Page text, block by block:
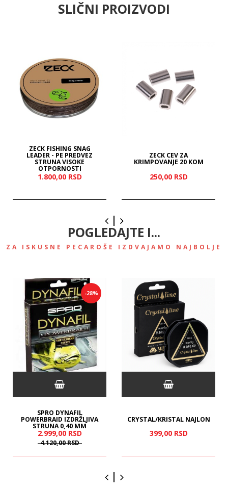
SLIČNI PROIZVODI
ZECK FISHING SNAG
LEADER - PE PREDVEZ
STRUNA VISOKE
OTPORNOSTI
1.800,00 RSD
ZECK CEV ZA
KRIMPOVANJE 20 KOM
250,00 RSD
POGLEDAJTE I...
ZA ISKUSNE PECAROŠE IZDVAJAMO NAJBOLJE
-28%
SPRO DYNAFIL
POWERBRAID IZDRŽLJIVA
STRUNA 0,40 MM
2.999,00 RSD
4.120,00RSD
CRYSTAL/KRISTAL NAJLON
399,00 RSD